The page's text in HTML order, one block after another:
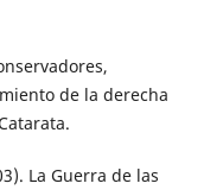
de la derecha
La Guerra de las